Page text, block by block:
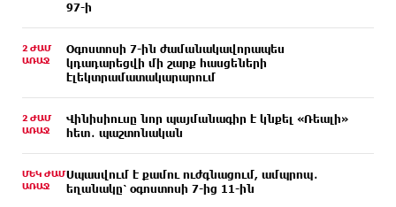
97-ի
2 ԺԱՄ
ԱՌԱՋ
Օգոստոսի 7-ին ժամանակավորապես
կդադարեցվի մի շարք հասցեների
էլեկտրամատակարարում
2 ԺԱՄ
ԱՌԱՋ
Վինիսիուսը նոր պայմանագիր է կնքել «Ռեալի»
հետ․ պաշտոնական
ՄԵԿ ԺԱՄ
ԱՌԱՋ
Սպասվում է քամու ուժգնացում, ամպրոպ․
եղանակը՝ օգոստոսի 7-ից 11-ին